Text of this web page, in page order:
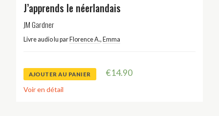
J’apprends le néerlandais
JM Gardner
Livre audio lu par Florence A., Emma
AJOUTER AU PANIER €14.90
Voir en détail